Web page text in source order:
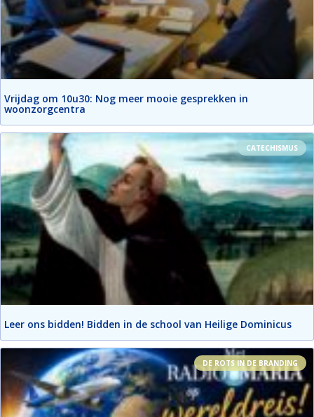
Vrijdag om 10u30: Nog meer mooie gesprekken in
woonzorgcentra
CATECHISMUS
Leer ons bidden! Bidden in de school van Heilige Dominicus
DE ROTS IN DE BRANDING